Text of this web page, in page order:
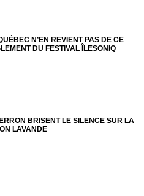
N’EN REVIENT PAS DE CE
DU FESTIVAL ÎLESONIQ
BRISENT LE SILENCE SUR LA
LAVANDE